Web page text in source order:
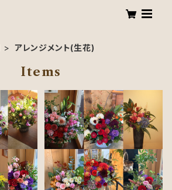
アレンジメント(生花)
Items